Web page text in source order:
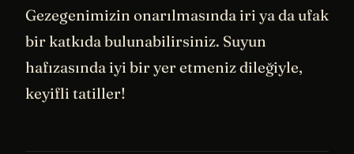
Gezegenimizin onarılmasında iri ya da ufak
bir katkıda bulunabilirsiniz. Suyun
hafızasında iyi bir yer etmeniz dileğiyle,
keyifli tatiller!